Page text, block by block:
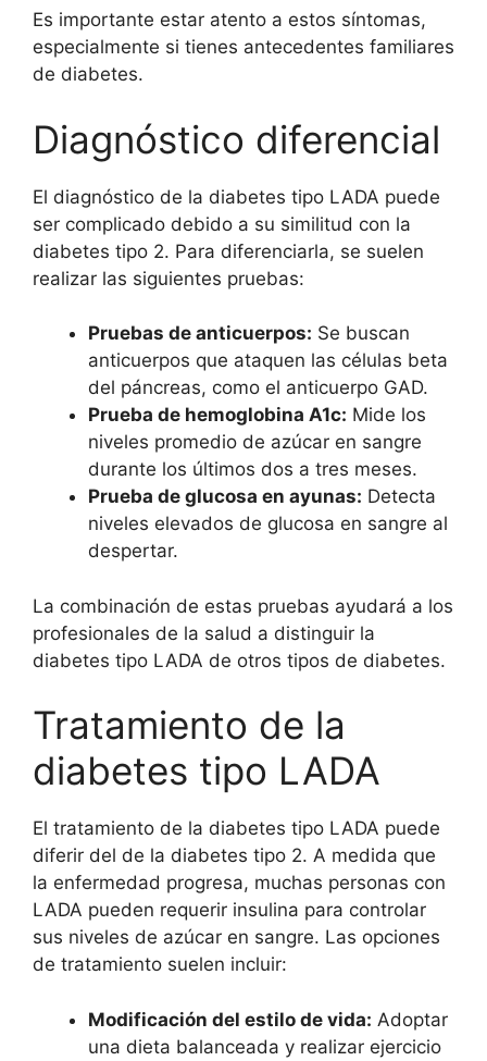
Es importante estar atento a estos síntomas,
especialmente si tienes antecedentes familiares
de diabetes.
Diagnóstico diferencial
El diagnóstico de la diabetes tipo LADA puede
ser complicado debido a su similitud con la
diabetes tipo 2. Para diferenciarla, se suelen
realizar las siguientes pruebas:
Pruebas de anticuerpos: Se buscan
anticuerpos que ataquen las células beta
del páncreas, como el anticuerpo GAD.
Prueba de hemoglobina A1c: Mide los
niveles promedio de azúcar en sangre
durante los últimos dos a tres meses.
Prueba de glucosa en ayunas: Detecta
niveles elevados de glucosa en sangre al
despertar.
La combinación de estas pruebas ayudará a los
profesionales de la salud a distinguir la
diabetes tipo LADA de otros tipos de diabetes.
Tratamiento de la
diabetes tipo LADA
El tratamiento de la diabetes tipo LADA puede
diferir del de la diabetes tipo 2. A medida que
la enfermedad progresa, muchas personas con
LADA pueden requerir insulina para controlar
sus niveles de azúcar en sangre. Las opciones
de tratamiento suelen incluir:
Modificación del estilo de vida: Adoptar
una dieta balanceada y realizar ejercicio